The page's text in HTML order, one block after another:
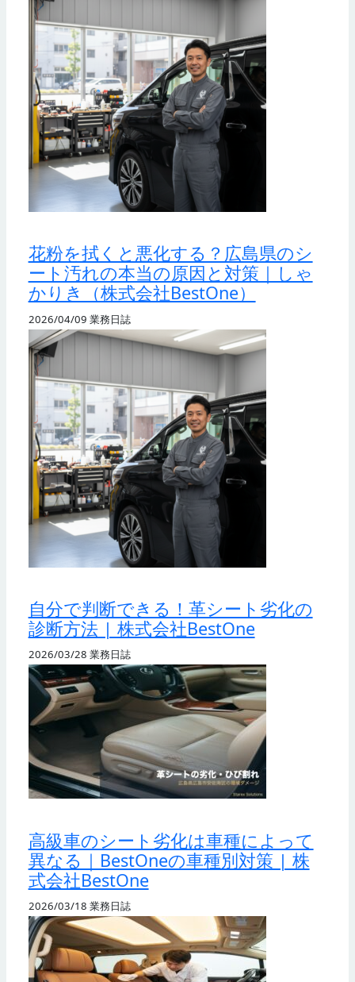
花粉を拭くと悪化する？広島県のシ
ート汚れの本当の原因と対策｜しゃ
かりき（株式会社BestOne）
2026/04/09 業務日誌
自分で判断できる！革シート劣化の
診断方法 | 株式会社BestOne
2026/03/28 業務日誌
高級車のシート劣化は車種によって
異なる｜BestOneの車種別対策 | 株
式会社BestOne
2026/03/18 業務日誌